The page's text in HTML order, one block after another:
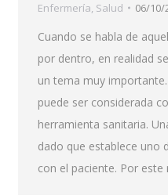
Enfermería, Salud 06/10/
Cuando se habla de
por dentro, en realidad
un tema muy
puede ser considerada
herramienta sanitaria.
dado que establece uno
con el paciente. Por